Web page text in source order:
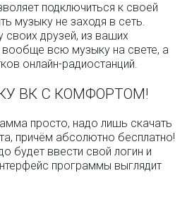
подключиться к своей
музыку не заходя в сеть.
друзей, из ваших
всю музыку на свете, а
онлайн-радиостанций.
ВК С КОМФОРТОМ!
просто, надо лишь скачать
причём абсолютно бесплатно!
будет ввести свой логин и
программы выглядит